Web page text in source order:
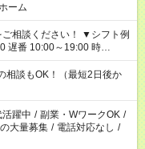
ーム
ださい！ ▼シフト例
遅番 10:00～19:00 時
タートがいい」 「お昼の時
があれば教えてください
相談もOK！（最短2日後か
躍中 / 副業・WワークOK /
大量募集 / 電話対応なし /